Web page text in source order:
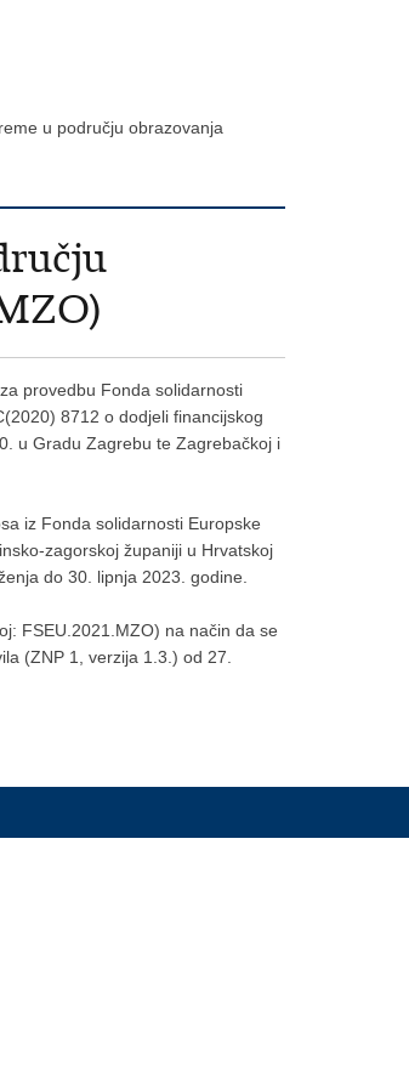
u području obrazovanja
provedbu Fonda solidarnosti
8712 o dodjeli financijskog
u Gradu Zagrebu te Zagrebačkoj i
iz Fonda solidarnosti Europske
zagorskoj županiji u Hrvatskoj
do 30. lipnja 2023. godine.
FSEU.2021.MZO) na način da se
(ZNP 1, verzija 1.3.) od 27.